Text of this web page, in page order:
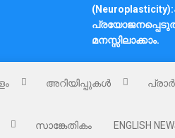
മനസ്സിലാക്കാം.
അറിയിപ്പുകൾ
സാങ്കേതികം ENGLISH